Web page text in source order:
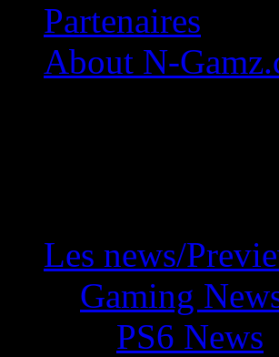
Partenaires
About N-
Les news/
Gaming
PS6 News